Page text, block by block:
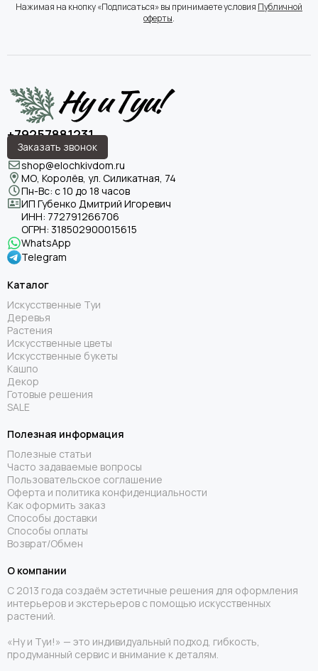
Нажимая на кнопку «Подписаться» вы принимаете условия Публичной
оферты.
+79257881231
Заказать звонок
shop@elochkivdom.ru
МО, Королёв, ул. Силикатная, 74
Пн-Вс: с 10 до 18 часов
ИП Губенко Дмитрий Игоревич
ИНН: 772791266706
ОГРН: 318502900015615
WhatsApp
Telegram
Каталог
Искусственные Туи
Деревья
Растения
Искусственные цветы
Искусственные букеты
Кашпо
Декор
Готовые решения
SALE
Полезная информация
Полезные статьи
Часто задаваемые вопросы
Пользовательское соглашение
Оферта и политика конфиденциальности
Как оформить заказ
Способы доставки
Способы оплаты
Возврат/Обмен
О компании
С 2013 года создаём эстетичные решения для оформления
интерьеров и экстерьеров с помощью искусственных
растений.
«Ну и Туи!» — это индивидуальный подход, гибкость,
продуманный сервис и внимание к деталям.